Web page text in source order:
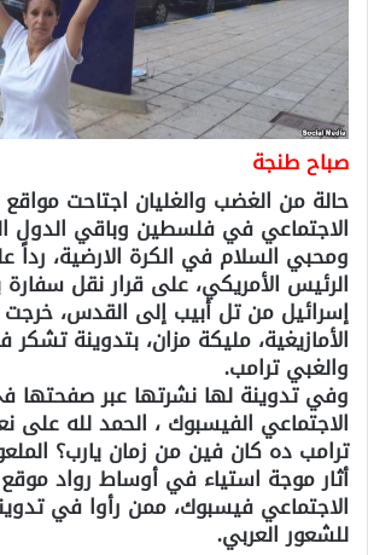
صباح طنجة
حالة من الغضب والغليان اجتاحت مواقع
الاجتماعي في فلسطين وباقي الدول
ومحبي السلام في الكرة الارضية، رداً
الرئيس الأمريكي، على قرار نقل
إسرائيل من تل أبيب إلى القدس،
الأمازيغية، مليكة مزان، بتدوينة تشكر
والغبي ترامب.
وفي تدوينة لها نشرتها عبر صفحتها
الاجتماعي الفيسبوك ، الحمد لله على
ترامب ده كان فين من زمان يارب؟
أثار موجة استياء في أوساط رواد
الاجتماعي فيسبوك، ممن رأوا في
للشعور العربي.